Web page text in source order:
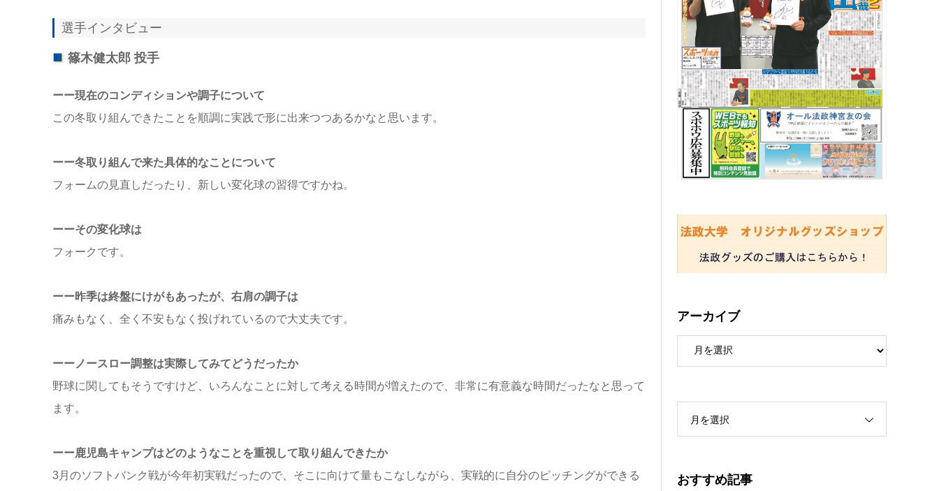
選手インタビュー
篠木健太郎 投手
ーー現在のコンディションや調子について
この冬取り組んできたことを順調に実践で形に出来つつあるかなと思います。
ーー冬取り組んで来た具体的なことについて
フォームの見直しだったり、新しい変化球の習得ですかね。
ーーその変化球は
フォークです。
ーー昨季は終盤にけがもあったが、右肩の調子は
痛みもなく、全く不安もなく投げれているので大丈夫です。
ーーノースロー調整は実際してみてどうだったか
野球に関してもそうですけど、いろんなことに対して考える時間が増えたので、非常に有意義な時間だったなと思って
ます。
ーー鹿児島キャンプはどのようなことを重視して取り組んできたか
3月のソフトバンク戦が今年初実戦だったので、そこに向けて量もこなしながら、実戦的に自分のピッチングができる
アーカイブ
月を選択
おすすめ記事